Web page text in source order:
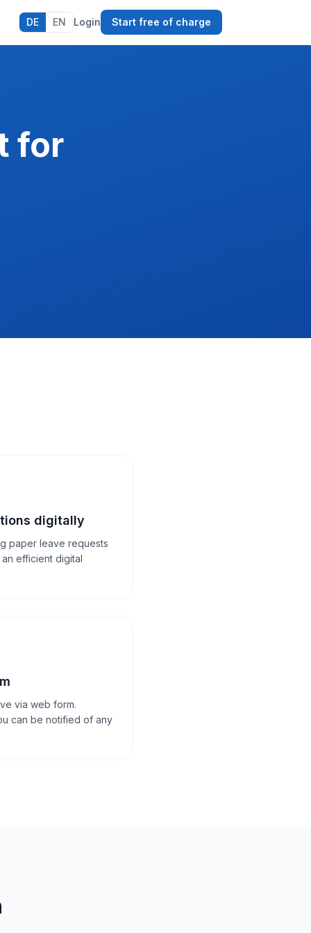
DE EN Login Start free of charge
for
digitally
paper leave requests
efficient digital
via web form.
can be notified of any